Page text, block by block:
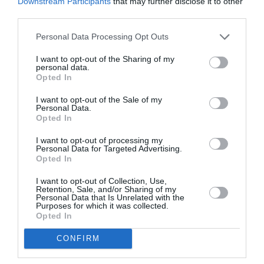
Personal Data Processing Opt Outs
I want to opt-out of the Sharing of my
personal data.
Opted In
I want to opt-out of the Sale of my
Personal Data.
Opted In
I want to opt-out of processing my
Personal Data for Targeted Advertising.
Opted In
I want to opt-out of Collection, Use,
Retention, Sale, and/or Sharing of my
Personal Data that Is Unrelated with the
Purposes for which it was collected.
Opted In
CONFIRM
spitalizare
legat de timpii medii de așteptare pentru o internare.
Cu un scor de 0,27, Italia ocupă, alături de
Danemarca, locul 15
un scor de 8,13. Al doilea și al treilea sunt Australia și
Canada, cu 6,80 și, respectiv, 6,66. Estonia este a